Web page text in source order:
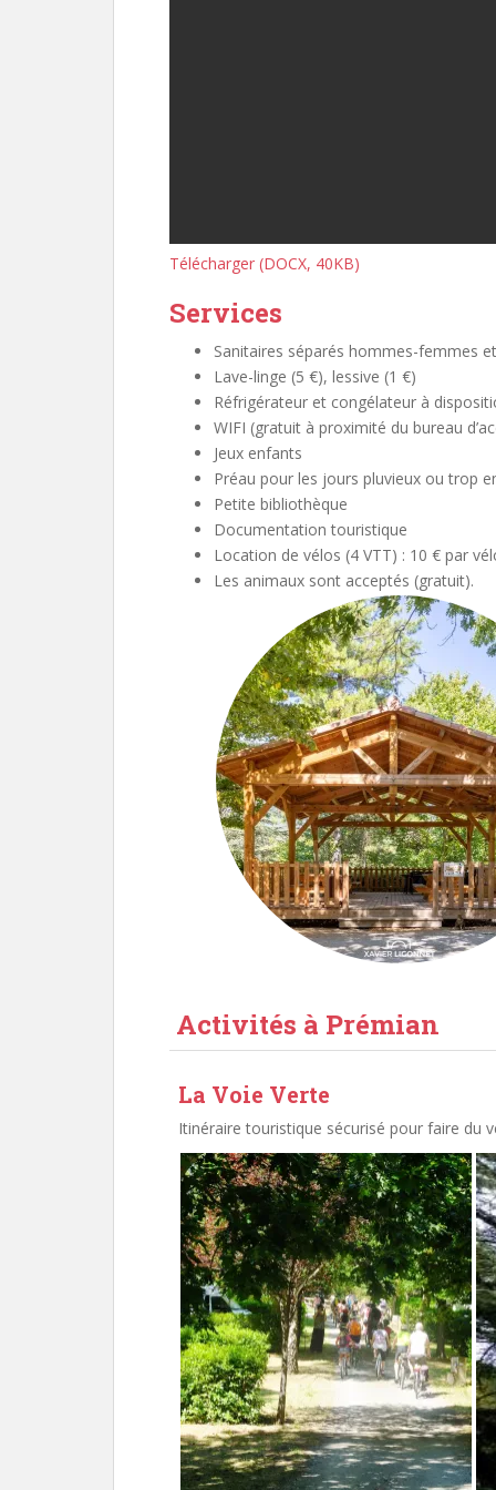
Télécharger (DOCX, 40KB)
Services
Sanitaires séparés hommes-femmes
Lave-linge (5 €), lessive (1 €)
Réfrigérateur et congélateur à
WIFI (gratuit à proximité du bureau
Jeux enfants
Préau pour les jours pluvieux ou trop
Petite bibliothèque
Documentation touristique
Location de vélos (4 VTT) : 10 € par
Les animaux sont acceptés (gratuit).
Activités à Prémian
La Voie Verte
Itinéraire touristique sécurisé pour faire du